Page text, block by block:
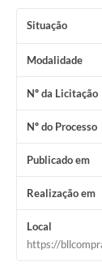
Situação
Modalidade
Nº da Licitação
Nº do Processo
Publicado em
Realização em
Local
https://